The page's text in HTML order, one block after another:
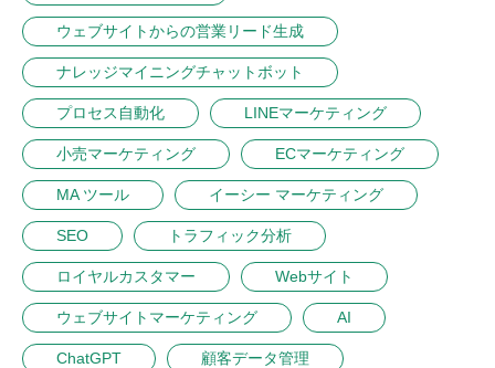
ウェブサイトからの営業リード生成
ナレッジマイニングチャットボット
プロセス自動化 LINEマーケティング
小売マーケティング ECマーケティング
MA ツール イーシー マーケティング
SEO トラフィック分析
ロイヤルカスタマー Webサイト
ウェブサイトマーケティング AI
ChatGPT 顧客データ管理